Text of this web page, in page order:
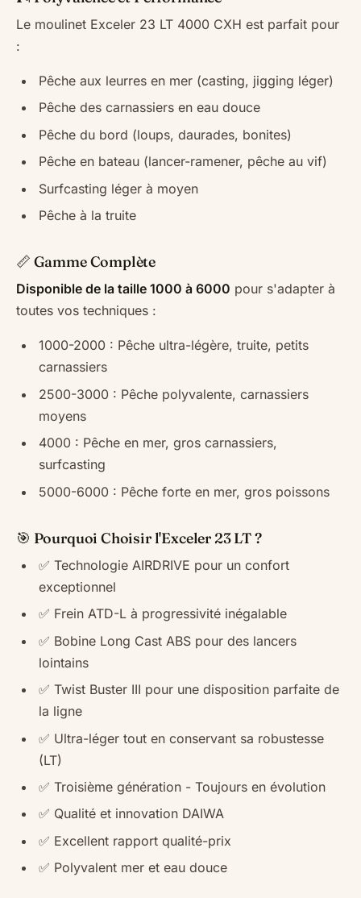
Le moulinet Exceler 23 LT 4000 CXH est parfait pour
:
Pêche aux leurres en mer (casting, jigging léger)
Pêche des carnassiers en eau douce
Pêche du bord (loups, daurades, bonites)
Pêche en bateau (lancer-ramener, pêche au vif)
Surfcasting léger à moyen
Pêche à la truite
📏 Gamme Complète
Disponible de la taille 1000 à 6000 pour s'adapter à
toutes vos techniques :
1000-2000 : Pêche ultra-légère, truite, petits
carnassiers
2500-3000 : Pêche polyvalente, carnassiers
moyens
4000 : Pêche en mer, gros carnassiers,
surfcasting
5000-6000 : Pêche forte en mer, gros poissons
🎯 Pourquoi Choisir l'Exceler 23 LT ?
✅ Technologie AIRDRIVE pour un confort
exceptionnel
✅ Frein ATD-L à progressivité inégalable
✅ Bobine Long Cast ABS pour des lancers
lointains
✅ Twist Buster III pour une disposition parfaite de
la ligne
✅ Ultra-léger tout en conservant sa robustesse
(LT)
✅ Troisième génération - Toujours en évolution
✅ Qualité et innovation DAIWA
✅ Excellent rapport qualité-prix
✅ Polyvalent mer et eau douce